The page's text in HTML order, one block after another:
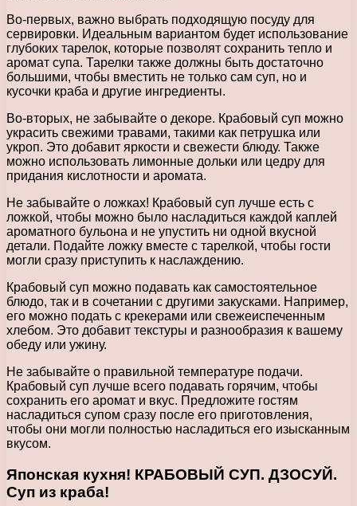
Во-первых, важно выбрать подходящую посуду для
сервировки. Идеальным вариантом будет использование
глубоких тарелок, которые позволят сохранить тепло и
аромат супа. Тарелки также должны быть достаточно
большими, чтобы вместить не только сам суп, но и
кусочки краба и другие ингредиенты.
Во-вторых, не забывайте о декоре. Крабовый суп можно
украсить свежими травами, такими как петрушка или
укроп. Это добавит яркости и свежести блюду. Также
можно использовать лимонные дольки или цедру для
придания кислотности и аромата.
Не забывайте о ложках! Крабовый суп лучше есть с
ложкой, чтобы можно было насладиться каждой каплей
ароматного бульона и не упустить ни одной вкусной
детали. Подайте ложку вместе с тарелкой, чтобы гости
могли сразу приступить к наслаждению.
Крабовый суп можно подавать как самостоятельное
блюдо, так и в сочетании с другими закусками. Например,
его можно подать с крекерами или свежеиспеченным
хлебом. Это добавит текстуры и разнообразия к вашему
обеду или ужину.
Не забывайте о правильной температуре подачи.
Крабовый суп лучше всего подавать горячим, чтобы
сохранить его аромат и вкус. Предложите гостям
насладиться супом сразу после его приготовления,
чтобы они могли полностью насладиться его изысканным
вкусом.
Японская кухня! КРАБОВЫЙ СУП. ДЗОСУЙ.
Суп из краба!